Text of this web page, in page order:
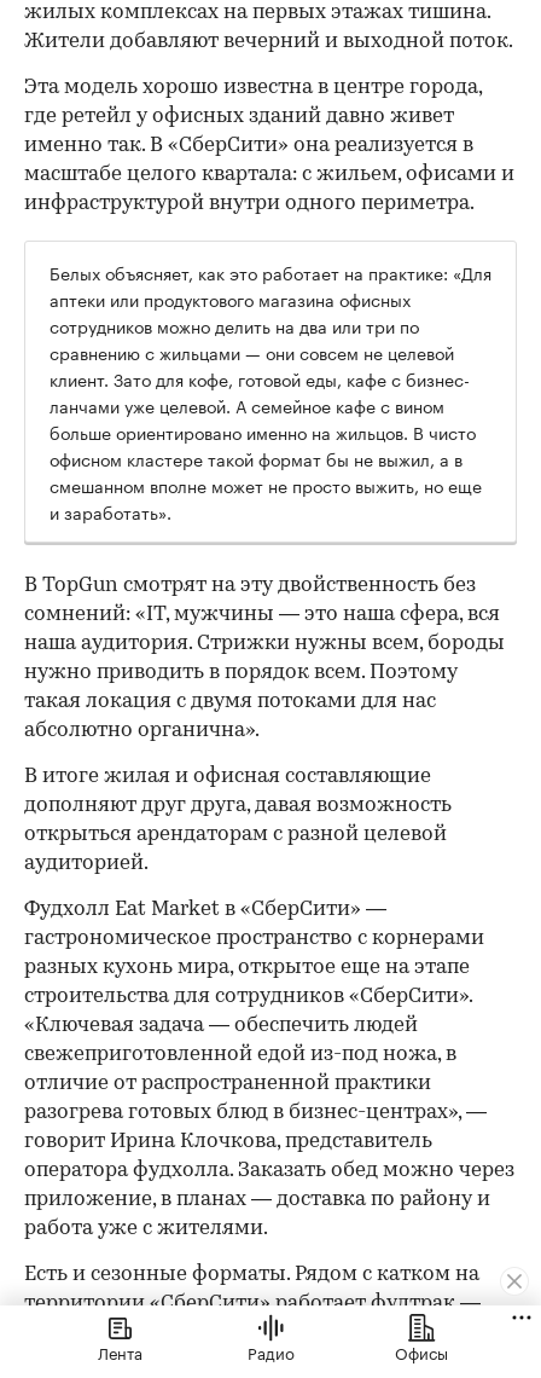
жилых комплексах на первых этажах тишина.
Жители добавляют вечерний и выходной поток.
Эта модель хорошо известна в центре города,
где ретейл у офисных зданий давно живет
именно так. В «СберСити» она реализуется в
масштабе целого квартала: с жильем, офисами и
инфраструктурой внутри одного периметра.
Белых объясняет, как это работает на практике: «Для
аптеки или продуктового магазина офисных
сотрудников можно делить на два или три по
сравнению с жильцами — они совсем не целевой
клиент. Зато для кофе, готовой еды, кафе с бизнес-
ланчами уже целевой. А семейное кафе с вином
больше ориентировано именно на жильцов. В чисто
офисном кластере такой формат бы не выжил, а в
смешанном вполне может не просто выжить, но еще
и заработать».
В TopGun смотрят на эту двойственность без
сомнений: «IT, мужчины — это наша сфера, вся
наша аудитория. Стрижки нужны всем, бороды
нужно приводить в порядок всем. Поэтому
такая локация с двумя потоками для нас
абсолютно органична».
В итоге жилая и офисная составляющие
дополняют друг друга, давая возможность
открыться арендаторам с разной целевой
аудиторией.
Фудхолл Eat Market в «СберСити» —
гастрономическое пространство с корнерами
разных кухонь мира, открытое еще на этапе
строительства для сотрудников «СберСити».
«Ключевая задача — обеспечить людей
свежеприготовленной едой из-под ножа, в
отличие от распространенной практики
разогрева готовых блюд в бизнес-центрах», —
говорит Ирина Клочкова, представитель
оператора фудхолла. Заказать обед можно через
приложение, в планах — доставка по району и
работа уже с жителями.
Есть и сезонные форматы. Рядом с катком на
территории «СберСити» работает фудтрак —
точечная история под конкретный сценарий
использования пространства. Это не
Лента Радио Офисы